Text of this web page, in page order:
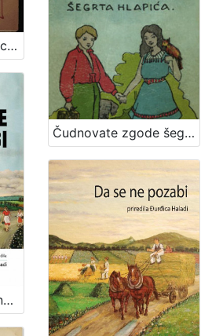
Čitanka za abecedarce / sastavio Franjo Anderlić
Čudnovate zgode šegrta Hlapića : pripovijest za djecu / napisala Ivana Brlić-Mažuranić ; sa slikama Naste Šenoa-Rojc
Da se ne pozabi : o narodnim običajima brdovečkog kraja : II. dio / priredila Đurđica Haladi ; [autori tekstova Đurđica Haladi... et al.]